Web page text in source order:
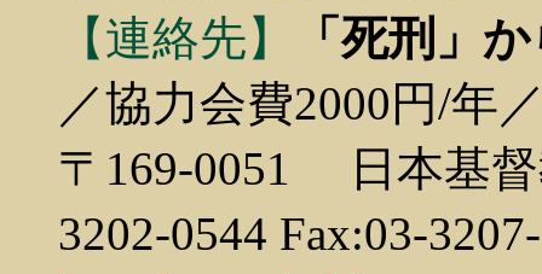
【連絡先】
「死刑」
／協力会費2000円/年
〒169-0051 日本基督
3202-0544 Fax:03-